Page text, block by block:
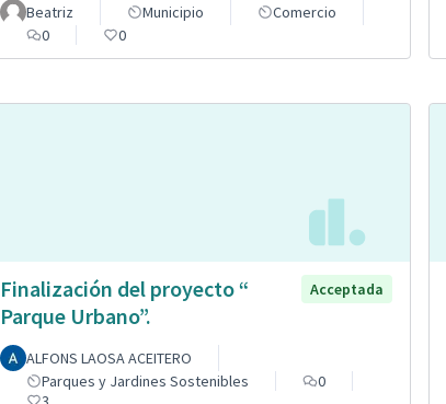
Beatriz Municipio
Comercio
0
0
Finalización del proyecto “
Parque Urbano”.
Acceptada
ALFONS LAOSA ACEITERO
Parques y Jardines Sostenibles
0